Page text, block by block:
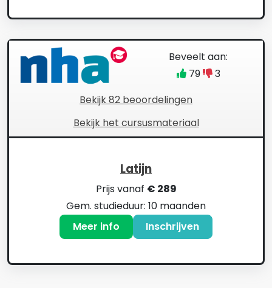
Bekijk 82 beoordelingen
Beveelt aan:
79
3
Bekijk het cursusmateriaal
Latijn
Prijs vanaf € 289
Gem. studieduur: 10 maanden
Meer info
Inschrijven